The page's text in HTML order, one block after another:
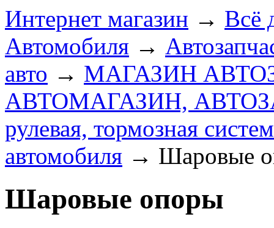
Интернет магазин → Всё
Автомобиля →
авто → МАГАЗИН
АВТОМАГАЗИН,
рулевая, тормозная
автомобиля → Шаровые
Шаровые опоры